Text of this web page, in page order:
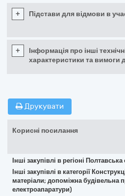
+ Підстави для відмови в
+
Інформація про інші
характеристики та вимоги
Друкувати
Корисні посилання
Інші закупівлі в регіоні
Інші закупівлі в категорії
матеріали; допоміжна будівельна
електроапаратури)